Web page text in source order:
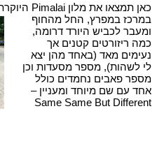
כאן תמצאו את מלון Pimalai היוקרתי והענק המשתרע
במרכז במפרץ, החל מהחוף
ומעבר לכביש היורד דרומה,
כמה ריזורטים קטנים אך
נעימים מאד (באחד מהן יצא
לי לשהות), מספר מסעדות וכן
מספר פאבים נחמדים כולל
אחד עם שם מיוחד ומעניין –
Same Same But Different